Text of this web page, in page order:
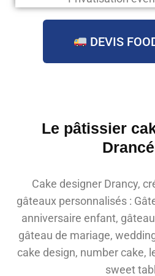
DEVIS
Le pâtissier
Cake designer Drancy,
gâteaux personnalisés :
anniversaire enfant,
gâteau de mariage,
cake design, number cake,
sweet